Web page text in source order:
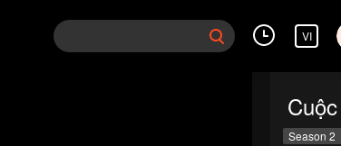
VI
Season 2